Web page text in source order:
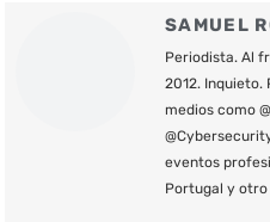
SAMUEL
Periodista. Al
2012. Inquieto.
medios como
eventos
Portugal y otro